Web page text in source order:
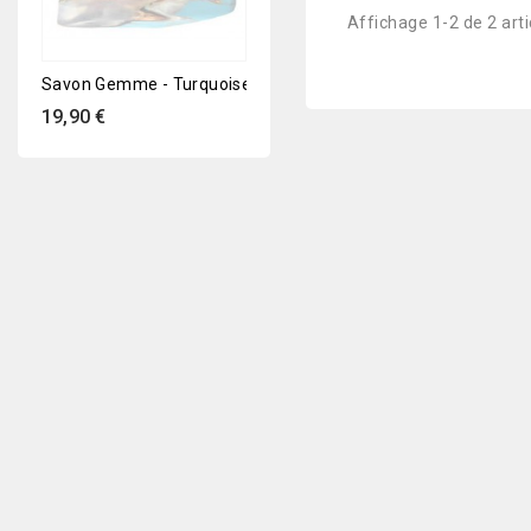
Savon Gemme - Turquoise
Prix
19,90 €
Affichage 1-2 de 2